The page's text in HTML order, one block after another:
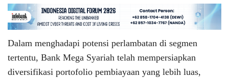
Dalam menghadapi potensi perlambatan di segmen
tertentu, Bank Mega Syariah telah mempersiapkan
diversifikasi portofolio pembiayaan yang lebih luas,